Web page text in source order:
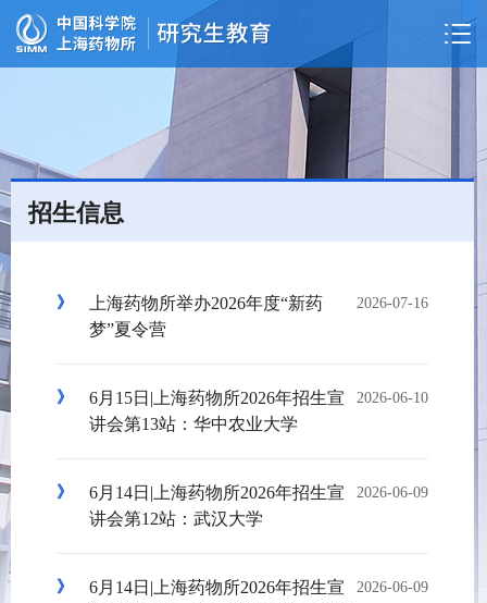
招生信息
上海药物所举办2026年度“新药
梦”夏令营
2026-07-16
6月15日|上海药物所2026年招生宣
讲会第13站：华中农业大学
2026-06-10
6月14日|上海药物所2026年招生宣
讲会第12站：武汉大学
2026-06-09
6月14日|上海药物所2026年招生宣
2026-06-09